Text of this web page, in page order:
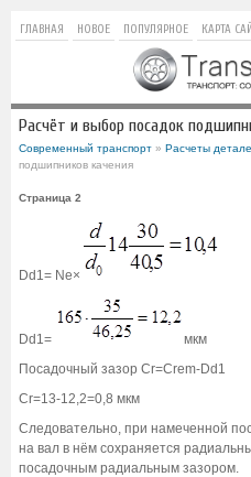
ГЛАВНАЯ НОВОЕ ПОПУЛЯРНОЕ КАРТА
Расчёт и выбор посадок
Современный транспорт » Расчеты
подшипников качения
Страница 2
Dd1= Ne×
Dd1=
мкм
Посадочный зазор Cr=Crem-Dd1
Cr=13-12,2=0,8 мкм
Следовательно, при намеченной
на вал в нём сохраняется
посадочным радиальным зазором.